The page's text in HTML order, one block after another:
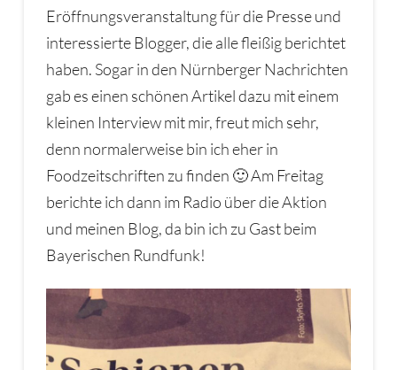
Eröffnungsveranstaltung für die Presse und
interessierte Blogger, die alle fleißig berichtet
haben. Sogar in den Nürnberger Nachrichten
gab es einen schönen Artikel dazu mit einem
kleinen Interview mit mir, freut mich sehr,
denn normalerweise bin ich eher in
Foodzeitschriften zu finden 🙂 Am Freitag
berichte ich dann im Radio über die Aktion
und meinen Blog, da bin ich zu Gast beim
Bayerischen Rundfunk!